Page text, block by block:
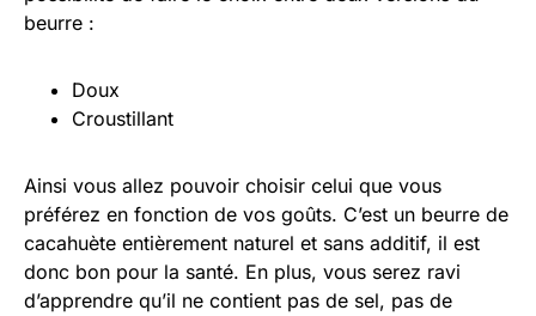
beurre :
Doux
Croustillant
Ainsi vous allez pouvoir choisir celui que vous
préférez en fonction de vos goûts. C’est un beurre de
cacahuète entièrement naturel et sans additif, il est
donc bon pour la santé. En plus, vous serez ravi
d’apprendre qu’il ne contient pas de sel, pas de